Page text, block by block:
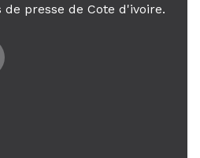
presse de Cote d'ivoire.